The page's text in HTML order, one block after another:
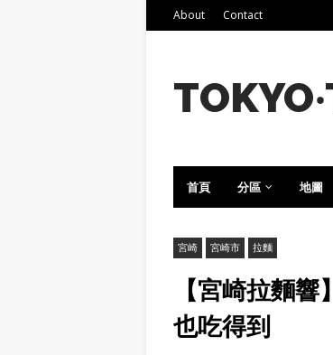
About Contact
首頁 分區 地圖
宮崎 宮崎市 拉麵
【宮崎拉麵
也吃得到